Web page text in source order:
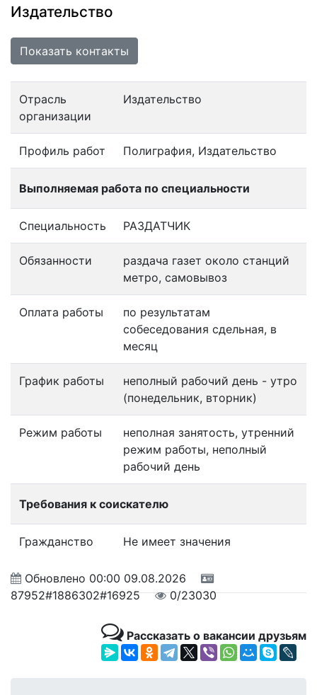
Издательство
Показать контакты
Отрасль
организации
Издательство
Профиль работ Полиграфия, Издательство
Выполняемая работа по специальности
Специальность РАЗДАТЧИК
Обязанности
раздача газет около станций
метро, самовывоз
Оплата работы
по результатам
собеседования сдельная, в
месяц
График работы
неполный рабочий день - утро
(понедельник, вторник)
Режим работы
неполная занятость, утренний
режим работы, неполный
рабочий день
Требования к соискателю
Гражданство Не имеет значения
Обновлено 00:00 09.08.2026
87952#1886302#16925
0/23030
Рассказать о вакансии друзьям